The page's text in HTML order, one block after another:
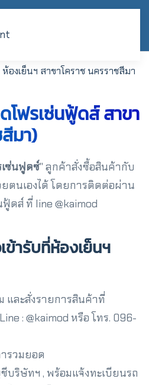
ห้องเย็นฯ สาขาโคราช นครราชสีมา
โฟรเซ่นฟู้ดส์ สาขา
มา)
ซ่นฟูดซ์" ลูกค้าสั่งซื้อสินค้ากับ
ตนเองได้ โดยการติดต่อผ่าน
ดส์ ที่ line @kaimod
ข้ารับที่ห้องเย็นฯ
และสั่งรายการสินค้าที่
: @kaimod หรือ โทร. 096-
รวมยอด
บริษัทฯ , พร้อมแจ้งทะเบียนรถ